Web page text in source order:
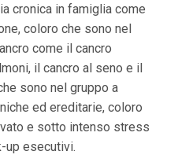
cronica in famiglia come
coloro che sono nel
come il cancro
il cancro al seno e il
sono nel gruppo a
ed ereditarie, coloro
e sotto intenso stress
up esecutivi.